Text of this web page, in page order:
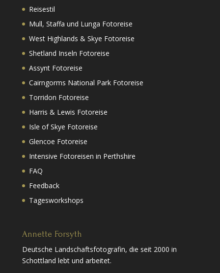
Reisestil
Mull, Staffa und Lunga Fotoreise
West Highlands & Skye Fotoreise
Shetland Inseln Fotoreise
Assynt Fotoreise
Cairngorms National Park Fotoreise
Torridon Fotoreise
Harris & Lewis Fotoreise
Isle of Skye Fotoreise
Glencoe Fotoreise
Intensive Fotoreisen in Perthshire
FAQ
Feedback
Tagesworkshops
Annette Forsyth
Deutsche Landschaftsfotografin, die seit 2000 in
Schottland lebt und arbeitet.